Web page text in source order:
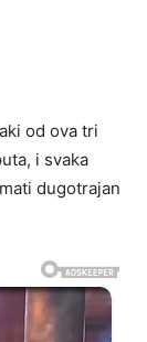
od ova tri
i svaka
dugotrajan